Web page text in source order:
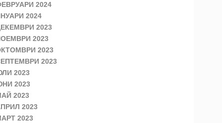
2024
2024
2023
2023
2023
2023
2023
2023
2023
2023
2023